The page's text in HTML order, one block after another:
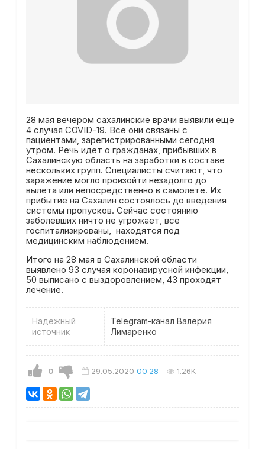
28 мая вечером сахалинские врачи выявили еще
4 случая COVID-19. Все они связаны с
пациентами, зарегистрированными сегодня
утром. Речь идет о гражданах, прибывших в
Сахалинскую область на заработки в составе
нескольких групп. Специалисты считают, что
заражение могло произойти незадолго до
вылета или непосредственно в самолете. Их
прибытие на Сахалин состоялось до введения
системы пропусков. Сейчас состоянию
заболевших ничто не угрожает, все
госпитализированы, находятся под
медицинским наблюдением.
Итого на 28 мая в Сахалинской области
выявлено 93 случая коронавирусной инфекции,
50 выписано с выздоровлением, 43 проходят
лечение.
Надежный
источник
Telegram-канал Валерия
Лимаренко
0 29.05.2020 00:28 1.26K